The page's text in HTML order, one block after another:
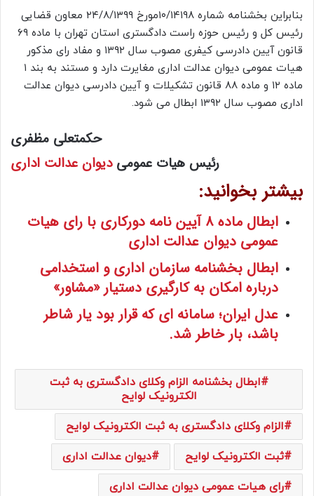
بنابراین بخشنامه شماره ۱۰/۱۴۱۹۸مورخ ۲۴/۸/۱۳۹۹ معاون قضایی
رئیس کل و رئیس حوزه راست دادگستری استان تهران با ماده ۶۹
قانون آیین دادرسی کیفری مصوب سال ۱۳۹۲ و مفاد رای مذکور
هیات عمومی دیوان عدالت اداری مغایرت دارد و مستند به بند ۱
ماده ۱۲ و ماده ۸۸ قانون تشکیلات و آیین دادرسی دیوان عدالت
اداری مصوب سال ۱۳۹۲ ابطال می شود.
حکمتعلی مظفری
رئیس هیات عمومیدیوان عدالت اداری
بیشتر بخوانید:
ابطال ماده 8 آیین نامه دورکاری با رای هیات
عمومی دیوان عدالت اداری
ابطال بخشنامه سازمان اداری و استخدامی
درباره امکان به کارگیری دستیار «مشاور»
عدل ایران؛ سامانه ای که قرار بود یار شاطر
باشد، بار خاطر شد.
ابطال بخشنامه الزام وکلای دادگستری به ثبت
الکترونیک لوایح
الزام وکلای دادگستری به ثبت الکترونیک لوایح
ثبت الکترونیک لوایح
دیوان عدالت اداری
رای هیات عمومی دیوان عدالت اداری